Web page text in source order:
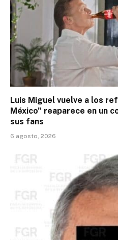
Luis Miguel vuelve a los
México” reaparece en un
sus fans
6 agosto, 2026